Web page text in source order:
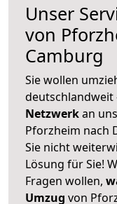
Unser
von
Camburg
Sie wollen
deutschlandweit
Netzwerkan
Pforzheim nach
Sie nicht
Lösung für Sie!
Fragen wollen,
Umzug von